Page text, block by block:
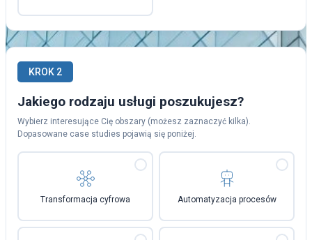
KROK 2
Jakiego rodzaju usługi poszukujesz?
Wybierz interesujące Cię obszary (możesz zaznaczyć kilka).
Dopasowane case studies pojawią się poniżej.
Transformacja cyfrowa Automatyzacja procesów